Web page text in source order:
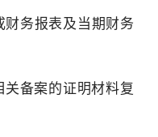
务报表及当期财务
备案的证明材料复